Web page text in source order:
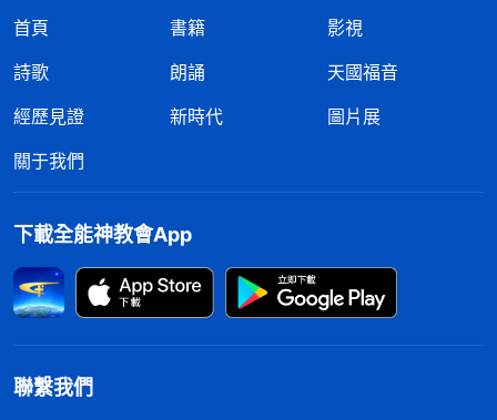
何一本書了，就這樣，没有一個人敢解剖這本『天
書』，這都是因為這本書太『神聖』了。 」
徹，聖經只是神作工的紀實，被當時經歷神作工的先
知、使徒記載下來，裏面還有他們的一些經歷
聖經的作者的確不是神，而是人。人尊稱聖經為
「聖」，是出于人對它的尊敬，但人不明白其中的實
情，就盲目崇拜，不知不覺聖經在人心中的地位越來
越高，甚至高過了神。我不禁回想以往自己為什麽那
麽崇拜聖經，甚至都把聖經當成神來對待，歸根結
底，就是因為我不了解聖經的内幕與實質，就盲目地
首頁 書籍
影視
詩歌
朗誦
天國福音
經歷見證
新時代
圖片展
關于我們
下載全能神教會App
聯繫我們